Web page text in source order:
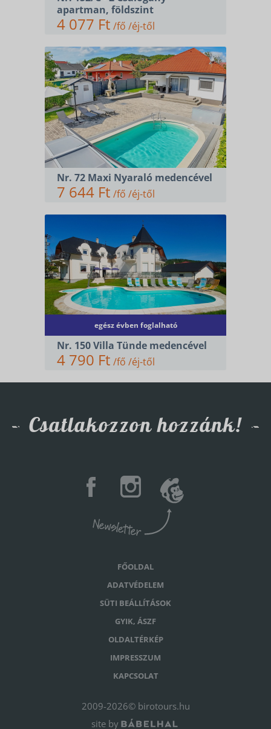
SZÁLLÁSOK
KERÉKPÁR ÉS E-BIKE
KAPCSOLAT
apartman, földszint
4 077 Ft /fő /éj-től
Nr. 72 Maxi Nyaraló medencével
7 644 Ft /fő /éj-től
egész évben foglalható
Nr. 150 Villa Tünde medencével
4 790 Ft /fő /éj-től
Csatlakozzon hozzánk!
2009-2026© birotours.hu
FŐOLDAL
ADATVÉDELEM
SÜTI BEÁLLÍTÁSOK
GYIK, ÁSZF
OLDALTÉRKÉP
IMPRESSZUM
KAPCSOLAT
site by